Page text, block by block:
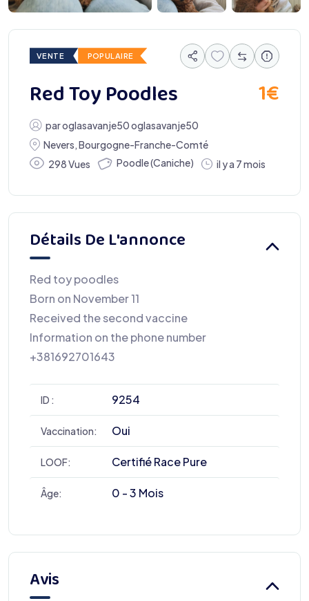
VENTE POPULAIRE
Red Toy Poodles 1€
paroglasavanje50 oglasavanje50
Nevers,Bourgogne-Franche-Comté
298 Vues
Poodle (Caniche) il y a 7 mois
Détails De L'annonce
Red toy poodles
Born on November 11
Received the second vaccine
Information on the phone number
+381692701643
ID : 9254
Vaccination: Oui
LOOF: Certifié Race Pure
Âge: 0 - 3 Mois
Avis